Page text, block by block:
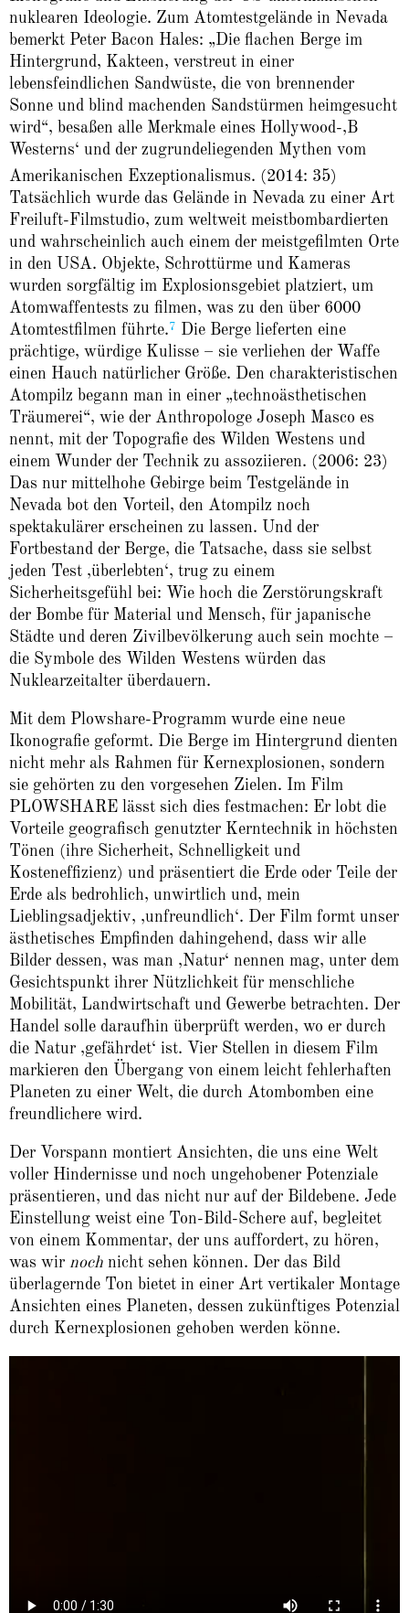
nuklearen Ideologie. Zum Atomtestgelände in Nevada
bemerkt Peter Bacon Hales: „Die flachen Berge im
Hintergrund, Kakteen, verstreut in einer
lebensfeindlichen Sandwüste, die von brennender
Sonne und blind machenden Sandstürmen heimgesucht
wird“, besaßen alle Merkmale eines Hollywood-‚B
Westerns‘ und der zugrundeliegenden Mythen vom
Amerikanischen Exzeptionalismus. (2014: 35)
Tatsächlich wurde das Gelände in Nevada zu einer Art
Freiluft-Filmstudio, zum weltweit meistbombardierten
und wahrscheinlich auch einem der meistgefilmten Orte
in den USA. Objekte, Schrottürme und Kameras
wurden sorgfältig im Explosionsgebiet platziert, um
Atomwaffentests zu filmen, was zu den über 6000
Atomtestfilmen führte.7 Die Berge lieferten eine
prächtige, würdige Kulisse – sie verliehen der Waffe
einen Hauch natürlicher Größe. Den charakteristischen
Atompilz begann man in einer „technoästhetischen
Träumerei“, wie der Anthropologe Joseph Masco es
nennt, mit der Topografie des Wilden Westens und
einem Wunder der Technik zu assoziieren. (2006: 23)
Das nur mittelhohe Gebirge beim Testgelände in
Nevada bot den Vorteil, den Atompilz noch
spektakulärer erscheinen zu lassen. Und der
Fortbestand der Berge, die Tatsache, dass sie selbst
jeden Test ‚überlebten‘, trug zu einem
Sicherheitsgefühl bei: Wie hoch die Zerstörungskraft
der Bombe für Material und Mensch, für japanische
Städte und deren Zivilbevölkerung auch sein mochte –
die Symbole des Wilden Westens würden das
Nuklearzeitalter überdauern.
Mit dem Plowshare-Programm wurde eine neue
Ikonografie geformt. Die Berge im Hintergrund dienten
nicht mehr als Rahmen für Kernexplosionen, sondern
sie gehörten zu den vorgesehen Zielen. Im Film
PLOWSHARE lässt sich dies festmachen: Er lobt die
Vorteile geografisch genutzter Kerntechnik in höchsten
Tönen (ihre Sicherheit, Schnelligkeit und
Kosteneffizienz) und präsentiert die Erde oder Teile der
Erde als bedrohlich, unwirtlich und, mein
Lieblingsadjektiv, ‚unfreundlich‘. Der Film formt unser
ästhetisches Empfinden dahingehend, dass wir alle
Bilder dessen, was man ‚Natur‘ nennen mag, unter dem
Gesichtspunkt ihrer Nützlichkeit für menschliche
Mobilität, Landwirtschaft und Gewerbe betrachten. Der
Handel solle daraufhin überprüft werden, wo er durch
die Natur ‚gefährdet‘ ist. Vier Stellen in diesem Film
markieren den Übergang von einem leicht fehlerhaften
Planeten zu einer Welt, die durch Atombomben eine
freundlichere wird.
Der Vorspann montiert Ansichten, die uns eine Welt
voller Hindernisse und noch ungehobener Potenziale
präsentieren, und das nicht nur auf der Bildebene. Jede
Einstellung weist eine Ton-Bild-Schere auf, begleitet
von einem Kommentar, der uns auffordert, zu hören,
was wir noch nicht sehen können. Der das Bild
überlagernde Ton bietet in einer Art vertikaler Montage
Ansichten eines Planeten, dessen zukünftiges Potenzial
durch Kernexplosionen gehoben werden könne.